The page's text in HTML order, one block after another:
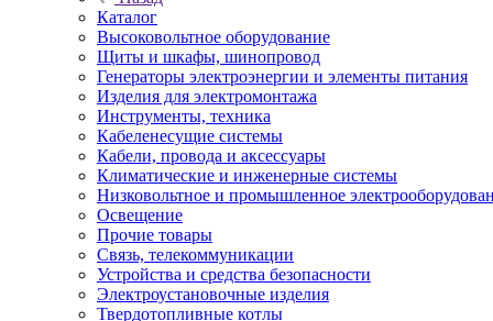
Каталог
Высоковольтное оборудование
Щиты и шкафы, шинопровод
Генераторы электроэнергии и элементы питания
Изделия для электромонтажа
Инструменты, техника
Кабеленесущие системы
Кабели, провода и аксессуары
Климатические и инженерные системы
Низковольтное и промышленное
Освещение
Прочие товары
Связь, телекоммуникации
Устройства и средства безопасности
Электроустановочные изделия
Твердотопливные котлы